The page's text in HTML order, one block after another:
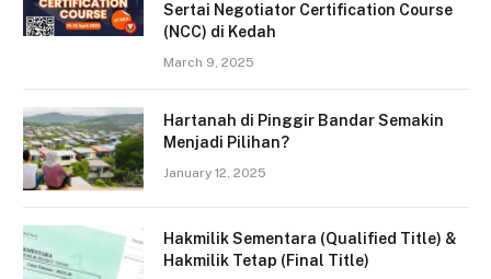
Sertai Negotiator Certification Course
(NCC) di Kedah
March 9, 2025
Hartanah di Pinggir Bandar Semakin
Menjadi Pilihan?
January 12, 2025
Hakmilik Sementara (Qualified Title) &
Hakmilik Tetap (Final Title)